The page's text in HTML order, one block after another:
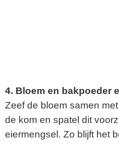
4. Bloem en bakpoeder
Zeef de bloem samen
de kom en spatel dit
eiermengsel. Zo blijft het